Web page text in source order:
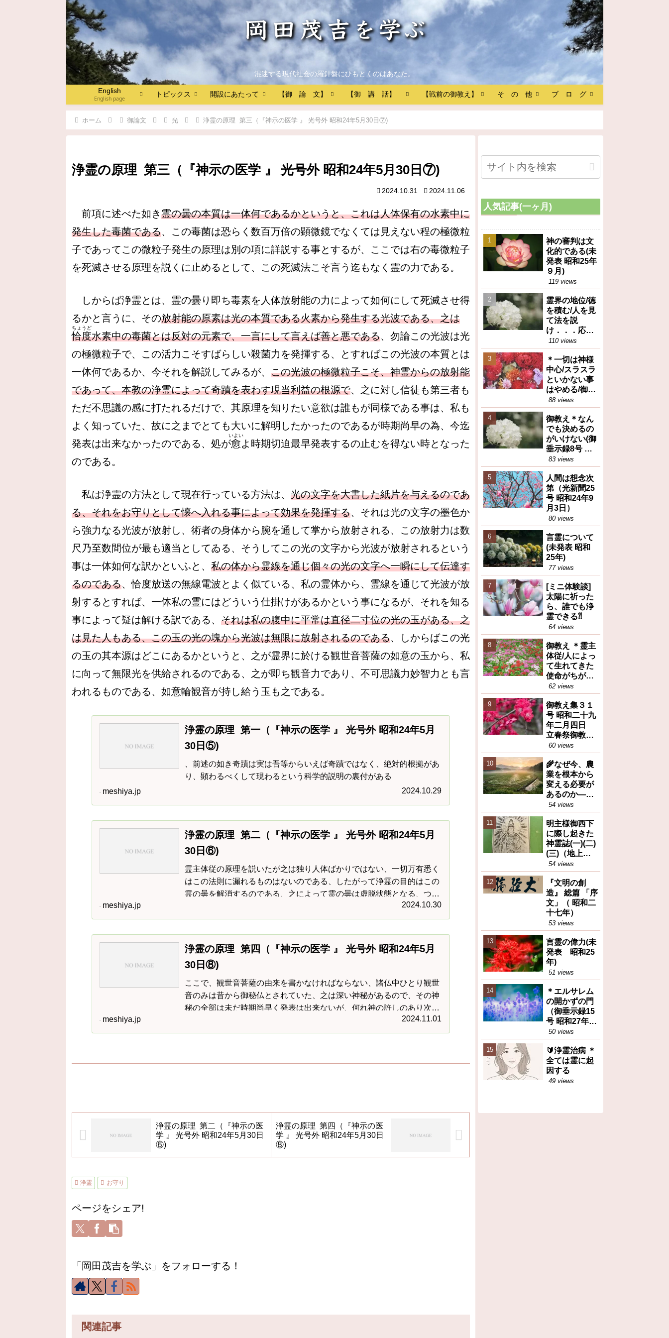
混迷する現代社会の羅針盤にひもとくのはあなた。
English
English page
トピックス 開設にあたって 【御 論 文】 【御 講 話】 【戦前の御教え】 そ の 他 ブ ロ グ
ホーム 御論文 光 浄霊の原理 第三（『神示の医学 』 光号外 昭和24年5月30日⑦)
浄霊の原理 第三（『神示の医学 』 光号外 昭和24年5月30日⑦)
2024.10.31 2024.11.06
前項に述べた如き霊の曇の本質は一体何であるかというと、これは人体保有の水素中に
発生した毒菌である、この毒菌は恐らく数百万倍の顕微鏡でなくては見えない程の極微粒
子であってこの微粒子発生の原理は別の項に詳説する事とするが、ここでは右の毒微粒子
を死滅させる原理を説くに止めるとして、この死滅法こそ言う迄もなく霊の力である。
しからば浄霊とは、霊の曇り即ち毒素を人体放射能の力によって如何にして死滅させ得
るかと言うに、その放射能の原素は光の本質である火素から発生する光波である、之は
恰度
ちょうど
水素中の毒菌とは反対の元素で、一言にして言えば善と悪である、勿論この光波は光
の極微粒子で、この活力こそすばらしい殺菌力を発揮する、とすればこの光波の本質とは
一体何であるか、今それを解説してみるが、 この光波の極微粒子こそ、神霊からの放射能
であって、本教の浄霊によって奇蹟を表わす現当利益の根源で、之に対し信徒も第三者も
ただ不思議の感に打たれるだけで、其原理を知りたい意欲は誰もが同様である事は、私も
よく知っていた、故に之までとても大いに解明したかったのであるが時期尚早の為、今迄
発表は出来なかったのである、処が愈
いよい
よ時期切迫最早発表するの止むを得ない時となった
のである。
私は浄霊の方法として現在行っている方法は、 光の文字を大書した紙片を与えるのであ
る、それをお守りとして懐へ入れる事によって効果を発揮する、それは光の文字の墨色か
ら強力なる光波が放射し、術者の身体から腕を通して掌から放射される、この放射力は数
尺乃至数間位が最も適当としてゐる、そうしてこの光の文字から光波が放射されるという
事は一体如何な訳かといふと、 私の体から霊線を通じ個々の光の文字へ一瞬にして伝達す
るのである、恰度放送の無線電波とよく似ている、私の霊体から、霊線を通じて光波が放
射するとすれば、一体私の霊にはどういう仕掛けがあるかという事になるが、それを知る
事によって疑は解ける訳である、 それは私の腹中に平常は直径二寸位の光の玉がある、之
は見た人もある、この玉の光の塊から光波は無限に放射されるのである、しからばこの光
の玉の其本源はどこにあるかというと、之が霊界に於ける観世音菩薩の如意の玉から、私
に向って無限光を供給されるのである、之が即ち観音力であり、不可思議力妙智力とも言
われるものである、如意輪観音が持し給う玉も之である。
浄霊の原理 第一（『神示の医学 』 光号外 昭和24年5月
30日⑤)
、前述の如き奇蹟は実は吾等からいえば奇蹟ではなく、絶対的根拠があ
り、顕わるべくして現わるという科学的説明の裏付がある
meshiya.jp
2024.10.29
浄霊の原理 第二（『神示の医学 』 光号外 昭和24年5月
30日⑥)
霊主体従の原理を説いたが之は独り人体ばかりではない、一切万有悉く
はこの法則に漏れるものはないのである、したがって浄霊の目的はこの
霊の曇を解消するのである、之によって霊の曇は虚脱状態となる、つま
り霊の生を死に転換するのである、死んだ曇りは力が零となるから、神
経を刺戟しない事になる、無痛苦となるのはそれが為である、
meshiya.jp 2024.10.30
浄霊の原理 第四（『神示の医学 』 光号外 昭和24年5月
30日⑧)
ここで、観世音菩薩の由来を書かなければならない、諸仏中ひとり観世
音のみは昔から御秘仏とされていた、之は深い神秘があるので、その神
秘の全部は未だ時期尚早く発表は出来ないが、何れ神の許しのあり次第
meshiya.jp 2024.11.01
浄霊の原理 第二（『神示の医
学 』 光号外 昭和24年5月30日
⑥)
浄霊の原理 第四（『神示の医
学 』 光号外 昭和24年5月30日
⑧)
浄霊 お守り
ページをシェア!
「岡田茂吉を学ぶ」をフォローする！
関連記事
人気記事(一ヶ月)
神の審判は文
化的である(未
発表 昭和25年
９月)
119 views
霊界の地位/徳
を積む/人を見
て法を説
け．．．応身
（御垂示録16
号昭和27年12
月1日④）
110 views
＊一切は神様
中心/スラスラ
といかない事
はやめる/御任
せ（御垂示録
16号昭和27年
12月1日①）
88 views
御教え＊なん
でも決めるの
がいけない(御
垂示録8号 昭
和27年4月1日
②)
83 views
人間は想念次
第（光新聞25
号 昭和24年9
月3日）
80 views
言霊について
(未発表 昭和
25年)
77 views
[ミニ体験談]
太陽に祈った
ら、誰でも浄
霊できる⁈
64 views
御教え ＊霊主
体従/人によっ
て生れてきた
使命がちがう
(御教え集27号
昭和28年10月
6日③)
62 views
御教え集３１
号 昭和二十九
年二月四日
立春祭御教え
※人間が善と
か悪とか決め
るのは大変な
間違い等
60 views
🌾なぜ今、農
業を根本から
変える必要が
あるのか――
岡田茂吉が訴
えた食糧問題
の本質（トピ
ックス）
54 views
明主様御西下
に際し起きた
神霊誌(一)(二)
(三)（地上天
国31号 昭和26
年12月25日）
54 views
『文明の創
造』 総篇 「序
文」（ 昭和二
十七年）
53 views
言霊の偉力(未
発表 昭和25
年)
51 views
＊エルサレム
の開かずの門
（御垂示録15
号 昭和27年11
月1日②）再
掲
50 views
🔰浄霊治病 ＊
全ては霊に起
因する
49 views